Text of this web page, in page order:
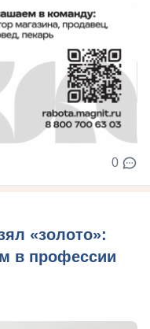
0
«золото»:
в профессии